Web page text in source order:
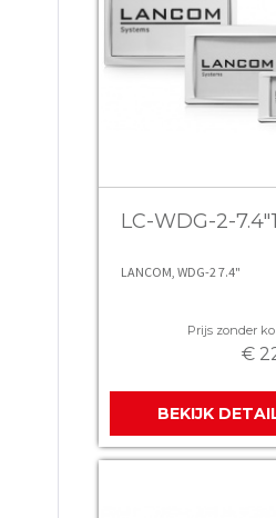
LC-WDG-2-
LANCOM, WDG-2 7.4"
Prijs zonder
€
BEKIJK